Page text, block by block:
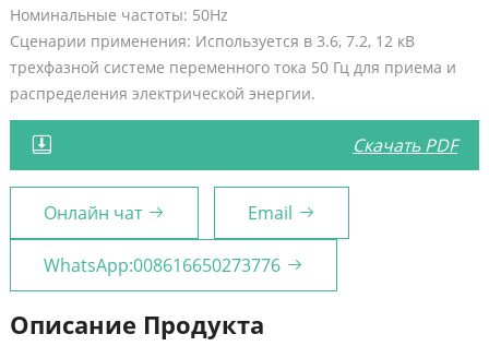
Номинальные частоты: 50Hz
Сценарии применения: Используется в 3.6, 7.2, 12 кВ
трехфазной системе переменного тока 50 Гц для приема и
распределения электрической энергии.
Скачать PDF
Онлайн чат Email
WhatsApp:008616650273776
Описание Продукта